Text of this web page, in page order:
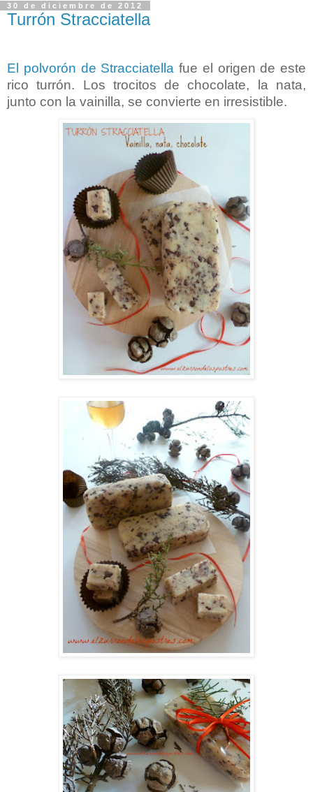
30 de diciembre de 2012
Turrón Stracciatella
El polvorón de Stracciatella fue el origen de este
rico turrón. Los trocitos de chocolate, la nata,
junto con la vainilla, se convierte en irresistible.